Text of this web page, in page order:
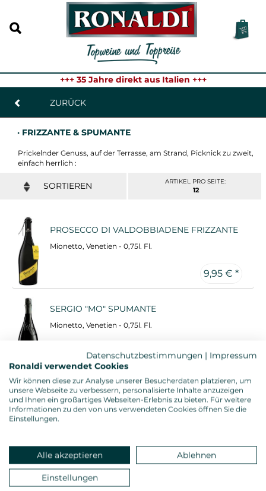
+++ 35 Jahre direkt aus Italien +++
ZURÜCK
· FRIZZANTE & SPUMANTE
Prickelnder Genuss, auf der Terrasse, am Strand, Picknick zu zweit,
einfach herrlich :
ARTIKEL PRO SEITE:
12
PROSECCO DI VALDOBBIADENE FRIZZANTE
Mionetto, Venetien - 0,75l. Fl.
9,95 € *
SERGIO "MO" SPUMANTE
Mionetto, Venetien - 0,75l. Fl.
11,95 € *
SERGIO ROSE "MO" SPUMANTE
Mionetto, Venetien - 0,75l. Fl.
1868 PROSECCO SUPERIORE BRUT
Carpenè Malvolti, Venetien - 0,75l. Fl.
Datenschutzbestimmungen | Impressum
Ronaldi verwendet Cookies
Wir können diese zur Analyse unserer Besucherdaten platzieren, um
unsere Webseite zu verbessern, personalisierte Inhalte anzuzeigen
und Ihnen ein großartiges Webseiten-Erlebnis zu bieten. Für weitere
Informationen zu den von uns verwendeten Cookies öffnen Sie die
Einstellungen.
Alle akzeptieren Ablehnen
Einstellungen